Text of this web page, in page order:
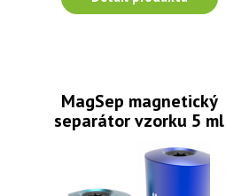
MagSep magnetický
separátor vzorku 5 ml